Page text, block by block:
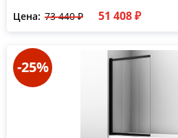
Цена: 73 440 ₽ 51 408 ₽
-25%